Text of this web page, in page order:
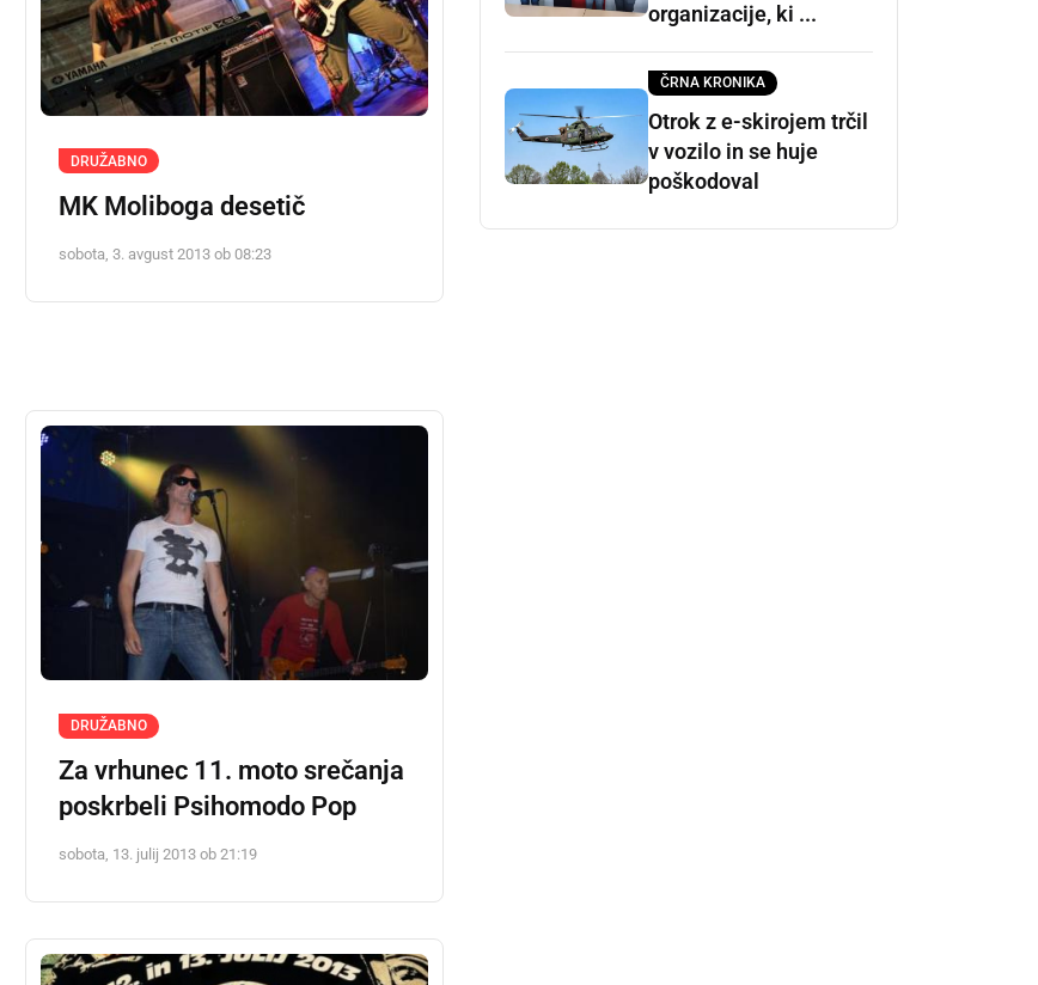
DRUŽABNO
MK Moliboga desetič
sobota, 3. avgust 2013 ob 08:23
DRUŽABNO
Za vrhunec 11. moto srečanja
poskrbeli Psihomodo Pop
sobota, 13. julij 2013 ob 21:19
organizacije, ki ...
ČRNA KRONIKA
Otrok z e-skirojem trčil
v vozilo in se huje
poškodoval